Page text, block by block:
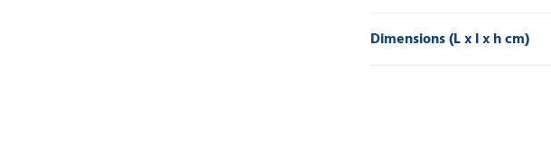
Dimensions (L x l x h cm)